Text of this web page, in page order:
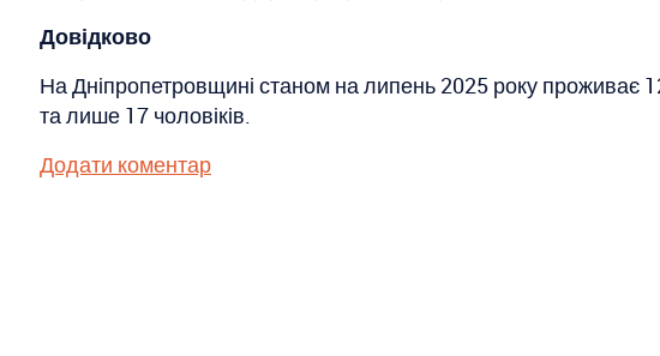
Довідково
На Дніпропетровщині станом на липень 2025 року проживає
та лише 17 чоловіків.
Додати коментар